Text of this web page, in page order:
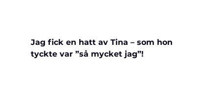
Jag fick en hatt av Tina – som hon
tyckte var ”så mycket jag”!